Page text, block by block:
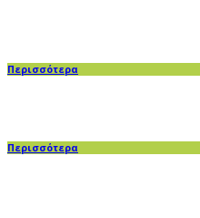
Περισσότερα
Περισσότερα